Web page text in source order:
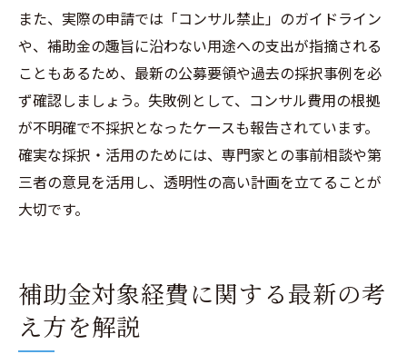
また、実際の申請では「コンサル禁止」のガイドライン
や、補助金の趣旨に沿わない用途への支出が指摘される
こともあるため、最新の公募要領や過去の採択事例を必
ず確認しましょう。失敗例として、コンサル費用の根拠
が不明確で不採択となったケースも報告されています。
確実な採択・活用のためには、専門家との事前相談や第
三者の意見を活用し、透明性の高い計画を立てることが
大切です。
補助金対象経費に関する最新の考
え方を解説